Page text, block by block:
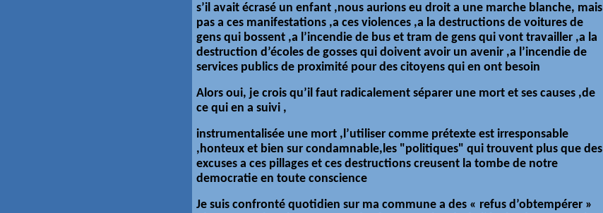
s’il avait écrasé un enfant ,nous aurions eu droit a une marche blanche, mais
pas a ces manifestations ,a ces violences ,a la destructions de voitures de
gens qui bossent ,a l’incendie de bus et tram de gens qui vont travailler ,a la
destruction d’écoles de gosses qui doivent avoir un avenir ,a l’incendie de
services publics de proximité pour des citoyens qui en ont besoin
Alors oui, je crois qu’il faut radicalement séparer une mort et ses causes ,de
ce qui en a suivi ,
instrumentalisée une mort ,l’utiliser comme prétexte est irresponsable
,honteux et bien sur condamnable,les "politiques" qui trouvent plus que des
excuses a ces pillages et ces destructions creusent la tombe de notre
democratie en toute conscience
Je suis confronté quotidien sur ma commune a des « refus d’obtempérer »